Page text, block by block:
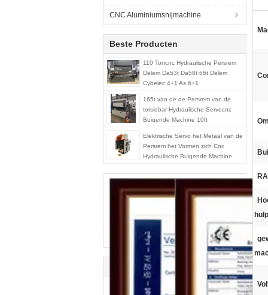
CNC Aluminiumsnijmachine
Beste Producten
110 Toncnc Hydraulische Persrem
Delem Da53t Da58t 66t Delem
Cybelec 4+1 As 6+1
165t van de de Persrem van de
torsiebar Hydraulische Servocnc
Buigende Machine 10ft
Elektrische Servo het Metaal van de
Persrem het Vormen zich Cnc
Hydraulische Buigende Machine